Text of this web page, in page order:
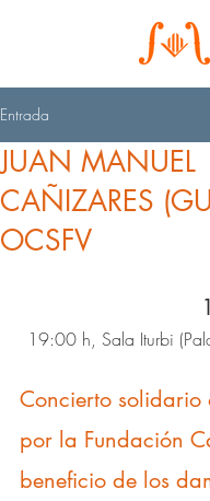
Entrada
JUAN MANUEL
CAÑIZARES
OCSFV
19:00 h, Sala Iturbi
Concierto
por la Fundación
beneficio de los